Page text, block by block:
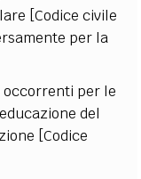
[Codice civile
per la
occorrenti per le
del
[Codice